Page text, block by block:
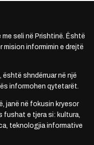
seli në Prishtinë. Është
mision informimin e drejtë
është shndërruar në një
informohen qytetarët.
janë në fokusin kryesor
fushat e tjera si: kultura,
teknologjia informative